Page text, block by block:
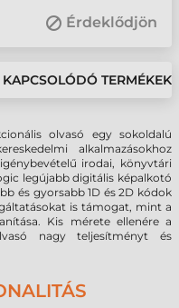
Érdeklődjön
KAPCSOLÓDÓ TERMÉKEK
olvasó egy sokoldalú
alkalmazásokhoz
irodai, könyvtári
legújabb digitális képalkotó
és gyorsabb 1D és 2D kódok
is támogat, mint a
Kis mérete ellenére a
nagy teljesítményt és